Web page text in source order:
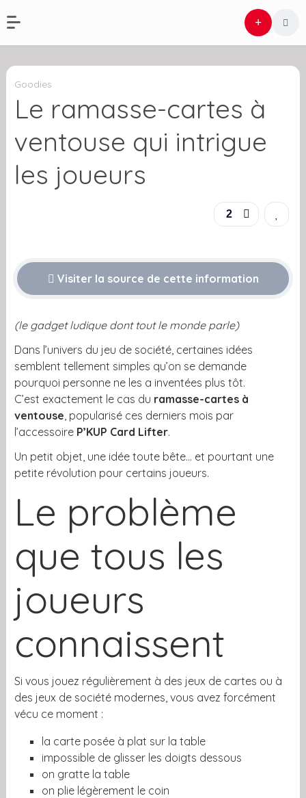
Goodies
Le ramasse-cartes à
ventouse qui intrigue
les joueurs
2
Visiter la source de cette information
(le gadget ludique dont tout le monde parle)
Dans l’univers du jeu de société, certaines idées
semblent tellement simples qu’on se demande
pourquoi personne ne les a inventées plus tôt.
C’est exactement le cas du ramasse-cartes à
ventouse, popularisé ces derniers mois par
l’accessoire P’KUP Card Lifter.
Un petit objet, une idée toute bête… et pourtant une
petite révolution pour certains joueurs.
Le problème
que tous les
joueurs
connaissent
Si vous jouez régulièrement à des jeux de cartes ou à
des jeux de société modernes, vous avez forcément
vécu ce moment :
la carte posée à plat sur la table
impossible de glisser les doigts dessous
on gratte la table
on plie légèrement le coin